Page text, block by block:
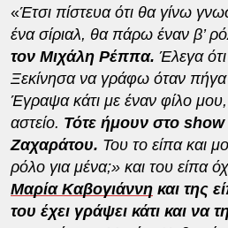
«Έτσι πίστευα ότι θα γίνω
ένα σίριαλ, θα πάρω έναν β’
τον Μιχάλη Ρέππα. Έλεγα
Ξεκίνησα να γράφω όταν
Έγραψα κάτι με έναν φίλο
αστείο. Τότε ήμουν στο
Ζαχαράτου. Του το είπα και
ρόλο για μένα;» και του είπα
Μαρία Καβογιάννηκαι της
του έχει γράψει κάτι και να